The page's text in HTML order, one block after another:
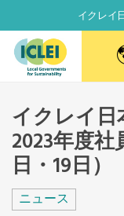
イクレイ
World
Africa
Canada Office
イクレイ日
2023年度
日・19日）
ニュース